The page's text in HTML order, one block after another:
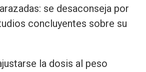
se desaconseja por
concluyentes sobre su
la dosis al peso